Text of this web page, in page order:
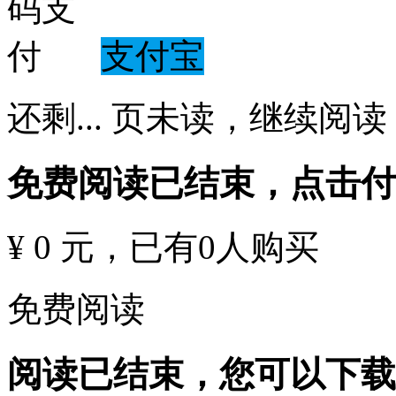
支付宝
还剩 ... 页未读， 继续阅读
免费阅读已结束，点击
¥ 0 元 ，已有0 人购买
免费阅读
阅读已结束，您可以下